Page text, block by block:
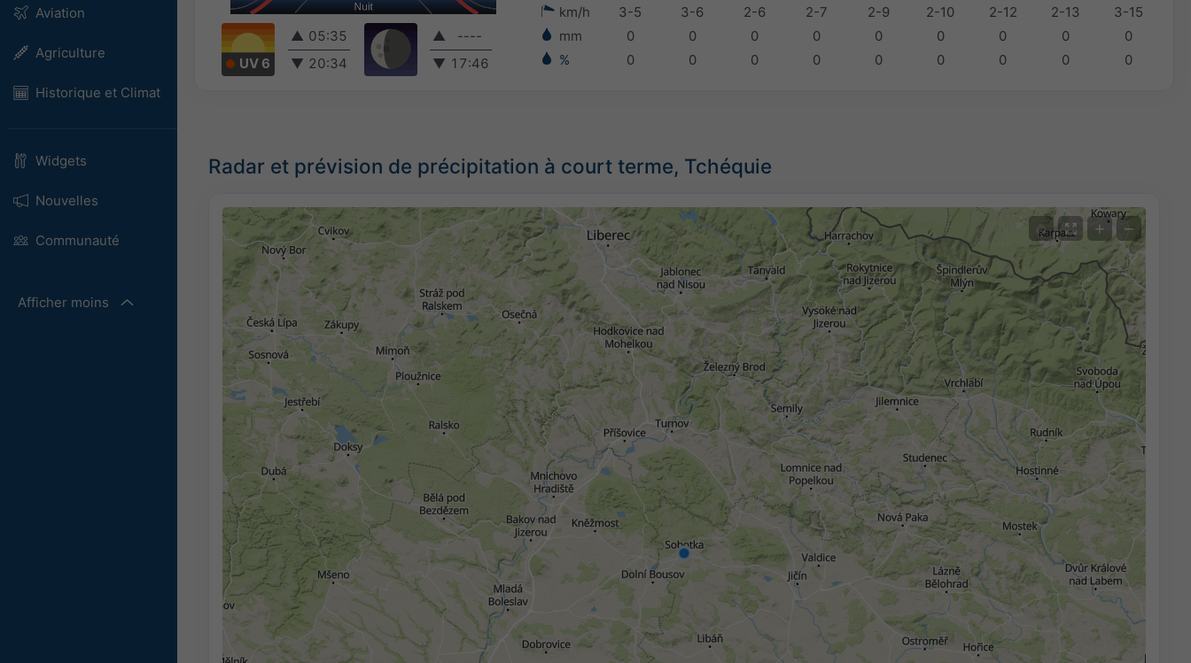
Aviation
Agriculture
Historique et Climat
Widgets
Nouvelles
Communauté
Afficher moins
UV 6
▲ 05:35
▼ 20:34
▲
----
▼ 17:46
km/h 3-5 3-6 2-6 2-7 2-9 2-10 2-12 2-13
3-15
mm
0 0 0 0 0 0 0 0
0
%
0 0 0 0 0 0 0 0 0
Radar et prévision de précipitation à court terme, Tchéquie
© + −